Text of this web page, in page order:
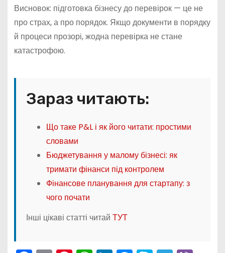
Висновок: підготовка бізнесу до перевірок — це не
про страх, а про порядок. Якщо документи в порядку
й процеси прозорі, жодна перевірка не стане
катастрофою.
Зараз читають:
Що таке P&L і як його читати: простими
словами
Бюджетування у малому бізнесі: як
тримати фінанси під контролем
Фінансове планування для стартапу: з
чого почати
Інші цікаві статті читай ТУТ